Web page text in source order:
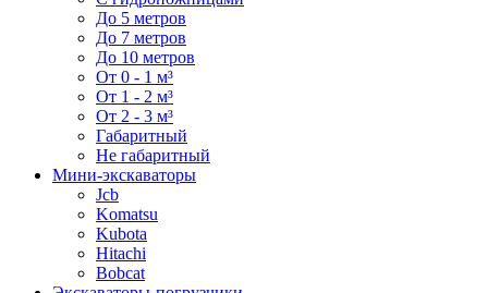
До 5 метров
До 7 метров
До 10 метров
От 0 - 1 м³
От 1 - 2 м³
От 2 - 3 м³
Габаритный
Не габаритный
Мини-экскаваторы
Jcb
Komatsu
Kubota
Hitachi
Bobcat